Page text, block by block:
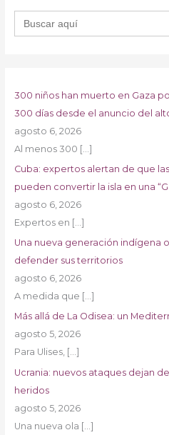
Buscar:
300 niños han muerto en Gaza
300 días desde el anuncio del
agosto 6, 2026
Al menos 300 […]
Cuba: expertos alertan de que las
pueden convertir la isla en una
agosto 6, 2026
Expertos en […]
Una nueva generación indígena
defender sus territorios
agosto 6, 2026
A medida que […]
Más allá de La Odisea: un
agosto 5, 2026
Para Ulises, […]
Ucrania: nuevos ataques dejan
heridos
agosto 5, 2026
Una nueva ola […]